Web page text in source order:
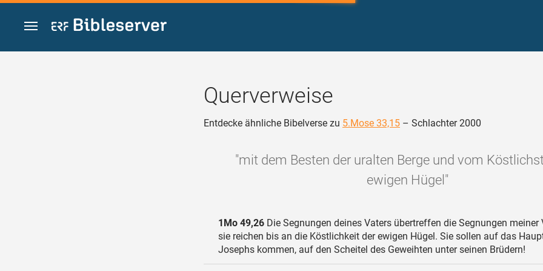
Zum Inhalt springen
Querverweise
Entdecke ähnliche Bibelverse zu 5.Mose 33,15 – Schlachter 2000
"mit dem Besten der uralten Berge und vom
ewigen Hügel"
1Mo 49,26 Die Segnungen deines Vaters übertreffen die Segnungen meiner
sie reichen bis an die Köstlichkeit der ewigen Hügel. Sie sollen auf das
Josephs kommen, auf den Scheitel des Geweihten unter seinen Brüdern!